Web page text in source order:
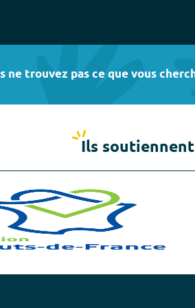
ne trouvez pas ce que vous
Ils